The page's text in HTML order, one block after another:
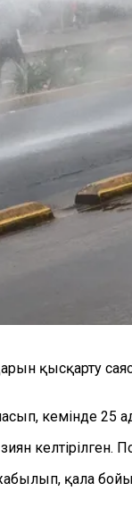
қысқарту
кемінде
келтірілген.
қала